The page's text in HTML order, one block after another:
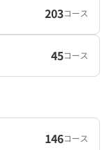
203コース
45コース
146コース